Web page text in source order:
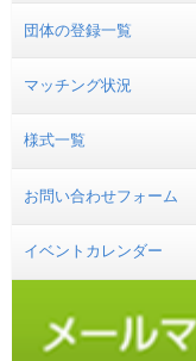
団体の登録一覧
マッチング状況
様式一覧
お問い合わせフォーム
イベントカレンダー